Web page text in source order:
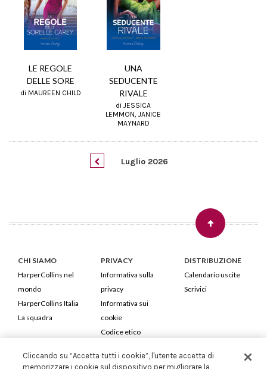
LE REGOLE
DELLE SORE
di MAUREEN CHILD
UNA
SEDUCENTE
RIVALE
di JESSICA
LEMMON, JANICE
MAYNARD
Luglio 2026
CHI SIAMO
HarperCollins nel
mondo
HarperCollins Italia
La squadra
PRIVACY
Informativa sulla
privacy
Informativa sui
cookie
Codice etico
DISTRIBUZIONE
Calendario uscite
Scrivici
HarperCollins Italia S.p.A. Viale Monte Nero, 84 - 20135 Milano
Cliccando su “Accetta tutti i cookie”, l'utente accetta di
memorizzare i cookie sul dispositivo per migliorare la